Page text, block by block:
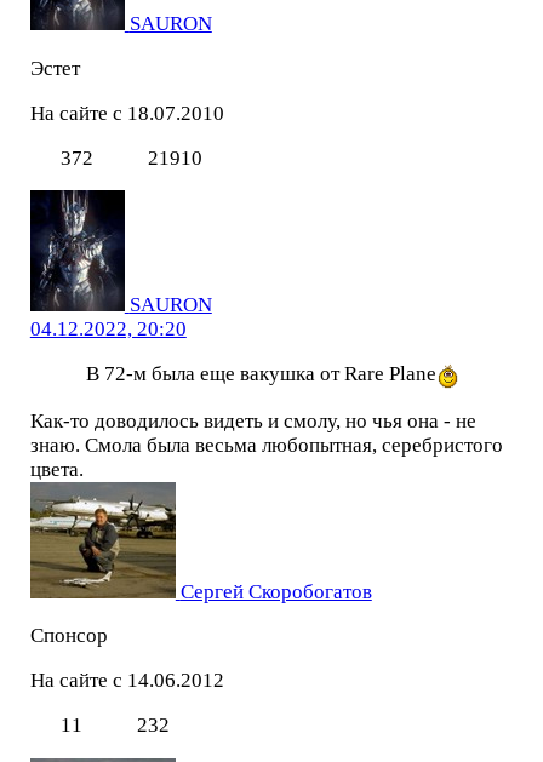
SAURON
Эстет
На сайте с 18.07.2010
372
21910
SAURON
04.12.2022, 20:20
В 72-м была еще вакушка от Rare Plane
Как-то доводилось видеть и смолу, но чья она - не
знаю. Смола была весьма любопытная, серебристого
цвета.
Сергей Скоробогатов
Спонсор
На сайте с 14.06.2012
11
232